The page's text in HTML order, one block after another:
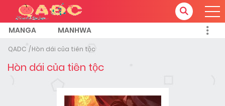
MANGA MANHWA
QADC Hòn dái của tiên tộc
Hòn dái của tiên tộc